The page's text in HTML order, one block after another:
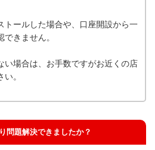
トールした場合や、口座開設から一
きません。
い場合は、お手数ですがお近くの店
。
問題解決できましたか？